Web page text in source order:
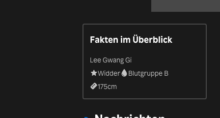
Fakten im Überblick
Lee Gwang Gi
Widder
Blutgruppe B
175cm